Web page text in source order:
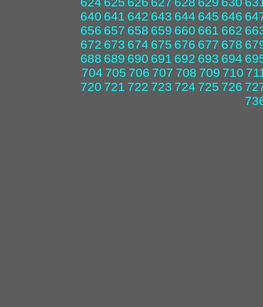
640 641 642 643 644 645 646
656 657 658 659 660 661 662
672 673 674 675 676 677 678
688 689 690 691 692 693 694
704 705 706 707 708 709 710
720 721 722 723 724 725 726